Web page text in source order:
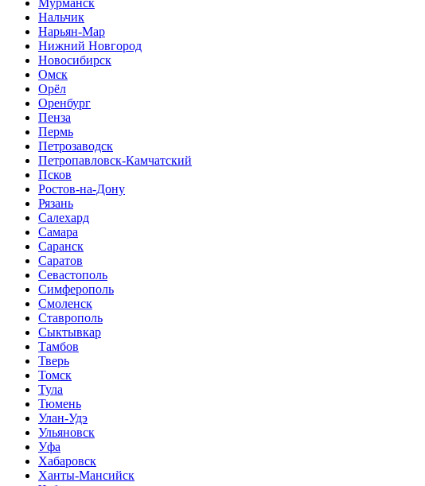
Мурманск
Нальчик
Нарьян-Мар
Нижний Новгород
Новосибирск
Омск
Орёл
Оренбург
Пенза
Пермь
Петрозаводск
Петропавловск-Камчатский
Псков
Ростов-на-Дону
Рязань
Салехард
Самара
Саранск
Саратов
Севастополь
Симферополь
Смоленск
Ставрополь
Сыктывкар
Тамбов
Тверь
Томск
Тула
Тюмень
Улан-Удэ
Ульяновск
Уфа
Хабаровск
Ханты-Мансийск